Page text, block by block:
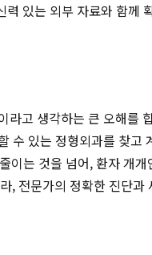
있는 외부 자료와 함께
고 생각하는 큰 오해를
수 있는 정형외과를 찾고
이는 것을 넘어, 환자 개
, 전문가의 정확한 진단